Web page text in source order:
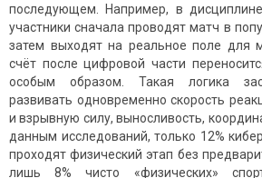
последующем. Например, в
участники сначала проводят матч в
затем выходят на реальное поле для
счёт после цифровой части
особым образом. Такая логика
развивать одновременно скорость
и взрывную силу, выносливость,
данным исследований, только 12%
проходят физический этап без
лишь 8% чисто «физических»